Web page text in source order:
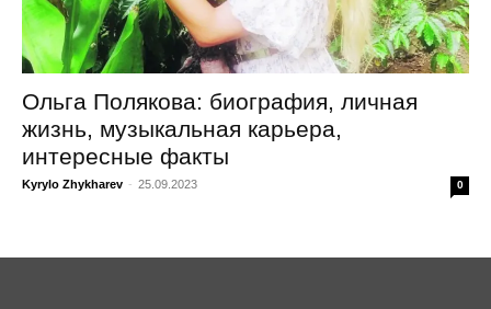
Ольга Полякова: биография, личная
жизнь, музыкальная карьера,
интересные факты
Kyrylo Zhykharev - 25.09.2023 0